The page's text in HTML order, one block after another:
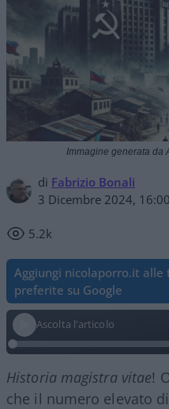
di Fabrizio Bonali
3 Dicembre 2024, 16:00
5.2k
Immagine generata da
Aggiungi nicolaporro.it alle
preferite su Google
Ascolta l'articolo
Historia magistra vitae!
che il numero elevato